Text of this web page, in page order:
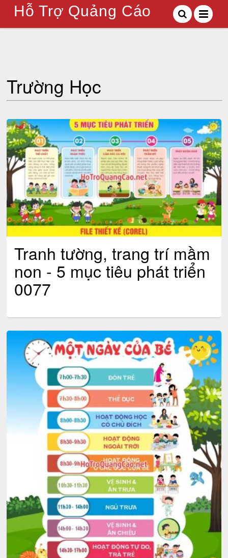
Hỗ Trợ Quảng Cáo
Trường Học
Tranh tường, trang trí mầm
non - 5 mục tiêu phát triển
0077